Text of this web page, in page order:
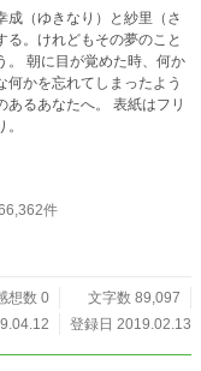
成（ゆきなり）と紗里（さ
る。けれどもその夢のこと
か
何かを忘れてしまったよう
たへ。 表紙はフリ
件
想数 0
文字数 89,097
登録日 2019.02.13